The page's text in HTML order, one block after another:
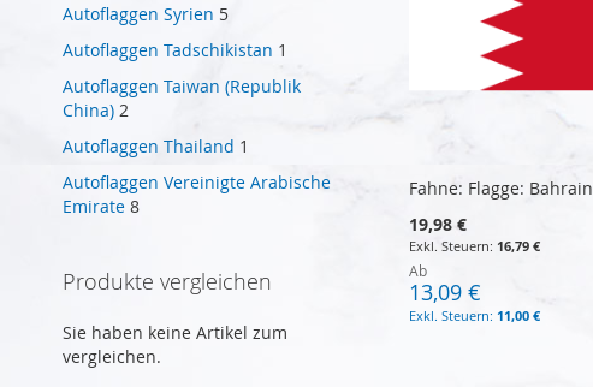
Fahne: Flagge: Bahrain
19,98 €
16,79 €
Ab
13,09 €
11,00 €
In den Warenkorb
In den Warenkorb
In den Warenkorb
In den Warenkorb
Autoflaggen Syrien 5
Autoflaggen Tadschikistan 1
Autoflaggen Taiwan (Republik
China) 2
Autoflaggen Thailand 1
Autoflaggen Vereinigte Arabische
Emirate 8
Produkte vergleichen
Sie haben keine Artikel zum
vergleichen.